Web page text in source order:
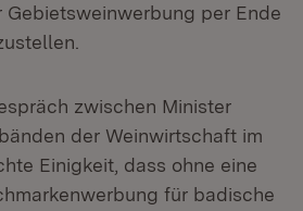
per Ende
zwischen Minister
der Weinwirtschaft im
Einigkeit, dass ohne eine
für badische